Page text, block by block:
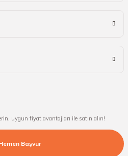
uygun fiyat avantajları ile satın alın!
Başvur